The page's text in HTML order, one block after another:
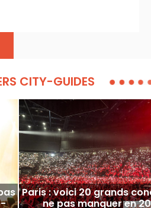
CITY-GUIDES
Paris : voici 20 grands
ne pas manquer en